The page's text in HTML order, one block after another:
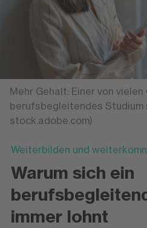
Mehr Gehalt: Einer von
berufsbegleitendes Studium
stock.adobe.com)
Weiterbilden und
Warum sich ein
immer lohnt